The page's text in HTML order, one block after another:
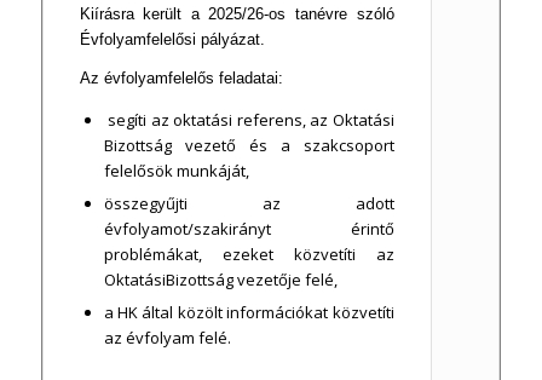
Kiírásra került a 2025/26-os tanévre szóló
Évfolyamfelelősi pályázat.
Az évfolyamfelelős feladatai:
segíti az oktatási referens, az Oktatási
Bizottság vezető és a szakcsoport
felelősök munkáját,
összegyűjti az adott
évfolyamot/szakirányt érintő
problémákat, ezeket közvetíti az
OktatásiBizottság vezetője felé,
a HK által közölt információkat közvetíti
az évfolyam felé.